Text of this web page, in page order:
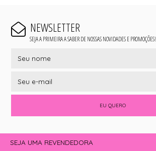
NEWSLETTER
SEJA A PRIMEIRA A SABER DE NOSSAS NOVIDADES E PROMOÇÕES!
EU QUERO
SEJA UMA REVENDEDORA